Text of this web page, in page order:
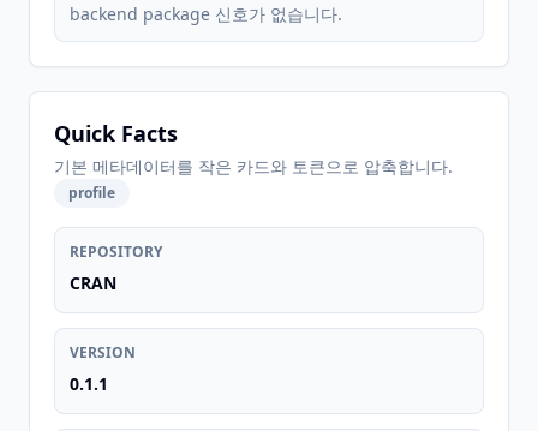
backend package 신호가 없습니다.
Quick Facts
기본 메타데이터를 작은 카드와 토큰으로 압축합니다.
profile
REPOSITORY
CRAN
VERSION
0.1.1